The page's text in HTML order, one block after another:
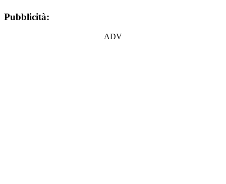
Pubblicità:
ADV